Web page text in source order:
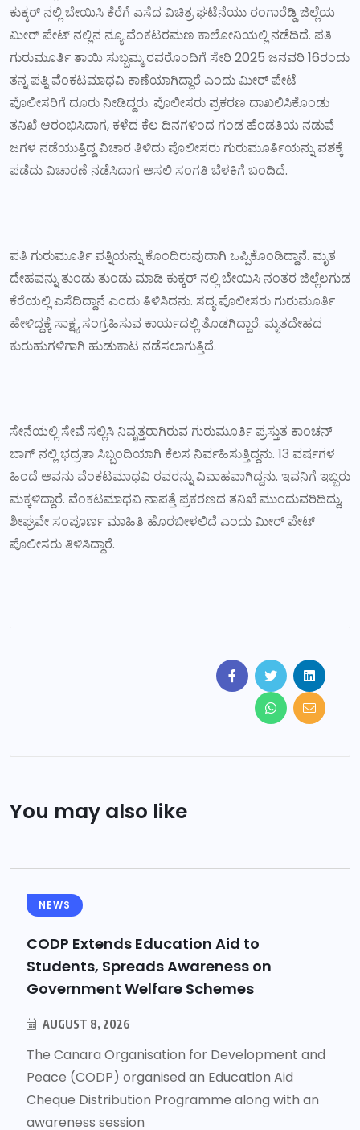
ಕುಕ್ಕರ್ ನಲ್ಲಿ ಬೇಯಿಸಿ ಕೆರೆಗೆ ಎಸೆದ ವಿಚಿತ್ರ ಘಟೆನೆಯು ರಂಗಾರೆಡ್ಡಿ ಜಿಲ್ಲೆಯ
ಮೀರ್ ಪೇಟ್ ನಲ್ಲಿನ ನ್ಯೂ ವೆಂಕಟರಮಣ ಕಾಲೋನಿಯಲ್ಲಿ ನಡೆದಿದೆ. ಪತಿ
ಗುರುಮೂರ್ತಿ ತಾಯಿ ಸುಬ್ಬಮ್ಮ ರವರೊಂದಿಗೆ ಸೇರಿ 2025 ಜನವರಿ 16ರಂದು
ತನ್ನ ಪತ್ನಿ ವೆಂಕಟಮಾಧವಿ ಕಾಣೆಯಾಗಿದ್ದಾರೆ ಎಂದು ಮೀರ್ ಪೇಟೆ
ಪೊಲೀಸರಿಗೆ ದೂರು ನೀಡಿದ್ದರು. ಪೊಲೀಸರು ಪ್ರಕರಣ ದಾಖಲಿಸಿಕೊಂಡು
ತನಿಖೆ ಆರಂಭಿಸಿದಾಗ, ಕಳೆದ ಕೆಲ ದಿನಗಳಿಂದ ಗಂಡ ಹೆಂಡತಿಯ ನಡುವೆ
ಜಗಳ ನಡೆಯುತ್ತಿದ್ದ ವಿಚಾರ ತಿಳಿದು ಪೊಲೀಸರು ಗುರುಮೂರ್ತಿಯನ್ನು ವಶಕ್ಕೆ
ಪಡೆದು ವಿಚಾರಣೆ ನಡೆಸಿದಾಗ ಅಸಲಿ ಸಂಗತಿ ಬೆಳಕಿಗೆ ಬಂದಿದೆ.
ಪತಿ ಗುರುಮೂರ್ತಿ ಪತ್ನಿಯನ್ನು ಕೊಂದಿರುವುದಾಗಿ ಒಪ್ಪಿಕೊಂಡಿದ್ದಾನೆ. ಮೃತ
ದೇಹವನ್ನು ತುಂಡು ತುಂಡು ಮಾಡಿ ಕುಕ್ಕರ್ ನಲ್ಲಿ ಬೇಯಿಸಿ ನಂತರ ಜಿಲ್ಲೆಲಗುಡ
ಕೆರೆಯಲ್ಲಿ ಎಸೆದಿದ್ದಾನೆ ಎಂದು ತಿಳಿಸಿದನು. ಸದ್ಯ ಪೊಲೀಸರು ಗುರುಮೂರ್ತಿ
ಹೇಳಿದ್ದಕ್ಕೆ ಸಾಕ್ಷ್ಯ ಸಂಗ್ರಹಿಸುವ ಕಾರ್ಯದಲ್ಲಿ ತೊಡಗಿದ್ದಾರೆ. ಮೃತದೇಹದ
ಕುರುಹುಗಳಿಗಾಗಿ ಹುಡುಕಾಟ ನಡೆಸಲಾಗುತ್ತಿದೆ.
ಸೇನೆಯಲ್ಲಿ ಸೇವೆ ಸಲ್ಲಿಸಿ ನಿವೃತ್ತರಾಗಿರುವ ಗುರುಮೂರ್ತಿ ಪ್ರಸ್ತುತ ಕಾಂಚನ್
ಬಾಗ್ ನಲ್ಲಿ ಭದ್ರತಾ ಸಿಬ್ಬಂದಿಯಾಗಿ ಕೆಲಸ ನಿರ್ವಹಿಸುತ್ತಿದ್ದನು. 13 ವರ್ಷಗಳ
ಹಿಂದೆ ಅವನು ವೆಂಕಟಮಾಧವಿ ರವರನ್ನು ವಿವಾಹವಾಗಿದ್ದನು. ಇವನಿಗೆ ಇಬ್ಬರು
ಮಕ್ಕಳಿದ್ದಾರೆ. ವೆಂಕಟಮಾಧವಿ ನಾಪತ್ತೆ ಪ್ರಕರಣದ ತನಿಖೆ ಮುಂದುವರಿದಿದ್ದು,
ಶೀಘ್ರವೇ ಸಂಪೂರ್ಣ ಮಾಹಿತಿ ಹೊರಬೀಳಲಿದೆ ಎಂದು ಮೀರ್ ಪೇಟ್
ಪೊಲೀಸರು ತಿಳಿಸಿದ್ದಾರೆ.
You may also like
NEWS
CODP Extends Education Aid to
Students, Spreads Awareness on
Government Welfare Schemes
AUGUST 8, 2026
The Canara Organisation for Development and
Peace (CODP) organised an Education Aid
Cheque Distribution Programme along with an
awareness session